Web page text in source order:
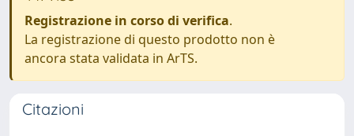
Registrazione in corso di verifica.
La registrazione di questo prodotto non è
ancora stata validata in ArTS.
Citazioni